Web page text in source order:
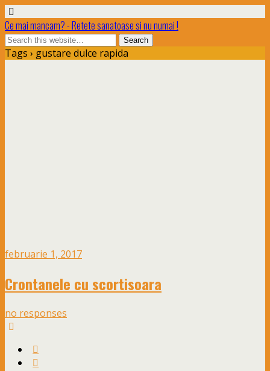
Ce mai mancam? - Retete sanatoase si nu numai !
Tags › gustare dulce rapida
februarie 1, 2017
Crontanele cu scortisoara
no responses